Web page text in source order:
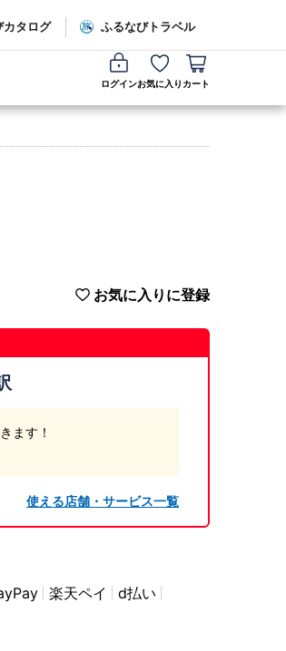
カタログ ふるなびトラベル
ログインお気に入り カート
お気に入りに登録
ます！
使える店舗・サービス一覧
楽天ペイ
d払い